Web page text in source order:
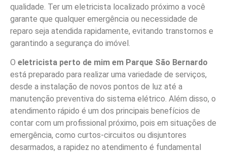
qualidade. Ter um eletricista localizado próximo a você
garante que qualquer emergência ou necessidade de
reparo seja atendida rapidamente, evitando transtornos e
garantindo a segurança do imóvel.
O eletricista perto de mim em Parque São Bernardo
está preparado para realizar uma variedade de serviços,
desde a instalação de novos pontos de luz até a
manutenção preventiva do sistema elétrico. Além disso, o
atendimento rápido é um dos principais benefícios de
contar com um profissional próximo, pois em situações de
emergência, como curtos-circuitos ou disjuntores
desarmados, a rapidez no atendimento é fundamental